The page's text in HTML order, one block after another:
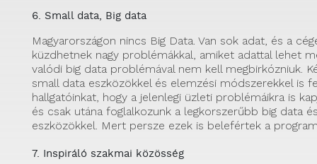
6. Small data, Big data
Magyarországon nincs Big Data. Van sok adat, és a
küzdhetnek nagy problémákkal, amiket adattal lehet
valódi big data problémával nem kell megbirkózniuk.
small data eszközökkel és elemzési módszerekkel is
hallgatóinkat, hogy a jelenlegi üzleti problémáikra is
és csak utána foglalkozunk a legkorszerűbb big data
eszközökkel. Mert persze ezek is belefértek a
7. Inspiráló szakmai közösség